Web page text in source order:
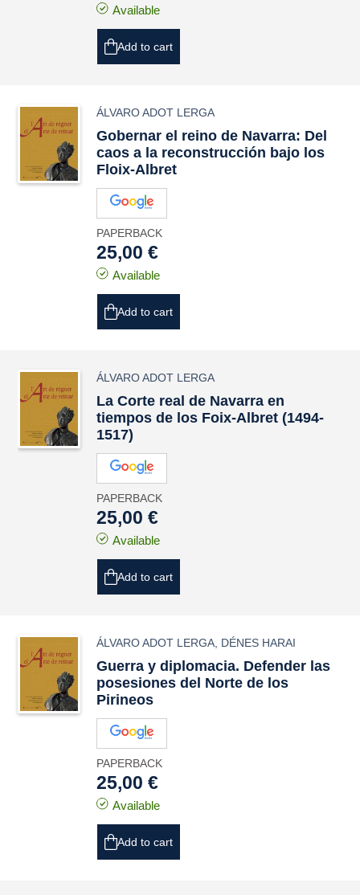
Available
Add to cart
ÁLVARO ADOT LERGA
Gobernar el reino de Navarra: Del
caos a la reconstrucción bajo los
Floix-Albret
PAPERBACK
25,00 €
Available
Add to cart
ÁLVARO ADOT LERGA
La Corte real de Navarra en
tiempos de los Foix-Albret (1494-
1517)
PAPERBACK
25,00 €
Available
Add to cart
ÁLVARO ADOT LERGA DÉNES HARAI
Guerra y diplomacia. Defender las
posesiones del Norte de los
Pirineos
PAPERBACK
25,00 €
Available
Add to cart